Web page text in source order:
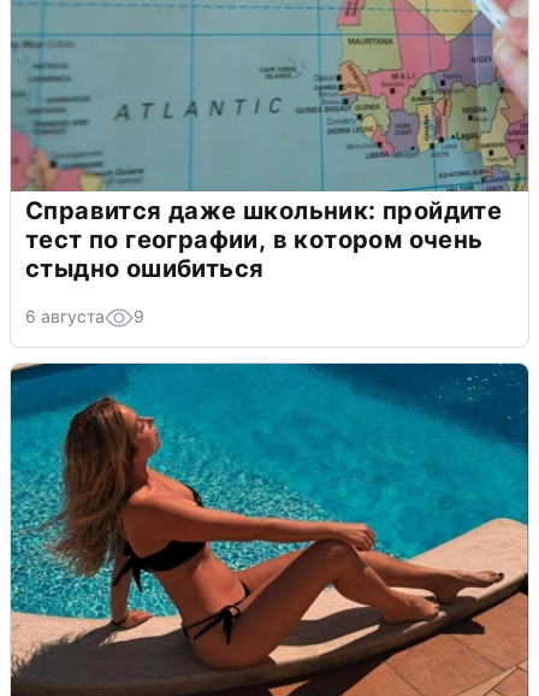
Справится даже школьник: пройдите
тест по географии, в котором очень
стыдно ошибиться
6 августа 9